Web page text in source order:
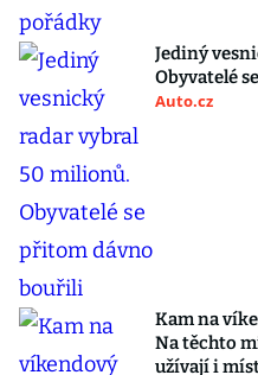
Jediný
Obyvatelé
Auto.cz
Kam na
Na těchto
užívají i